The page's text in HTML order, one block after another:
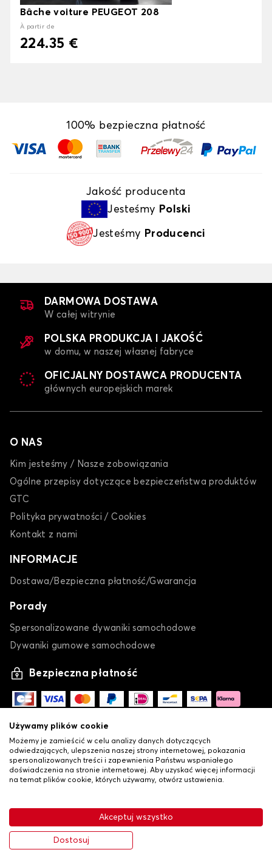
121,80 zł
-30% 174,00 zł
Bâche voiture PEUGEOT 208
À partir de
224.35 €
100% bezpieczna płatność
Jakość producenta
Jesteśmy Polski
Jesteśmy Producenci
DARMOWA DOSTAWA
W całej witrynie
POLSKA PRODUKCJA I JAKOŚĆ
w domu, w naszej własnej fabryce
OFICJALNY DOSTAWCA PRODUCENTA
głównych europejskich marek
O NAS
Kim jesteśmy / Nasze zobowiązania
Ogólne przepisy dotyczące bezpieczeństwa produktów
GTC
Polityka prywatności / Cookies
Kontakt z nami
INFORMACJE
Dostawa/Bezpieczna płatność/Gwarancja
Porady
Spersonalizowane dywaniki samochodowe
Dywaniki gumowe samochodowe
Bezpieczna płatność
© Copyright 2026 Lovauto-Ogólne warunki sprzedaży•
Polityka prywatności i plików cookie•Livraison
Używamy plików cookie
Możemy je zamieścić w celu analizy danych dotyczących
odwiedzających, ulepszenia naszej strony internetowej, pokazania
spersonalizowanych treści i zapewnienia Państwu wspaniałego
doświadczenia na stronie internetowej. Aby uzyskać więcej informacji
na temat plików cookie, których używamy, otwórz ustawienia.
Akceptuj wszystko
Dostosuj